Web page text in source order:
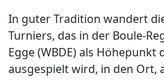
In guter Tradition wandert
Turniers, das in der Boule-
Egge (WBDE) als Höhepunkt
ausgespielt wird, in den Ort,